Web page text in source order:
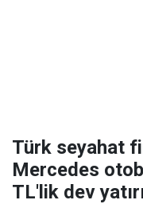
Türk seyahat
Mercedes
TL'lik dev